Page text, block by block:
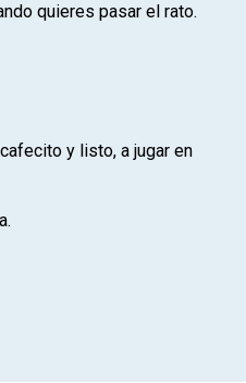
quieres pasar el rato.
y listo, a jugar en